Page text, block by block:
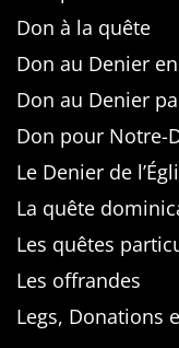
Don à la quête
Don au Denier
Don au Denier
Don pour Notre-
Le Denier de
La quête
Les quêtes
Les offrandes
Legs, Donations